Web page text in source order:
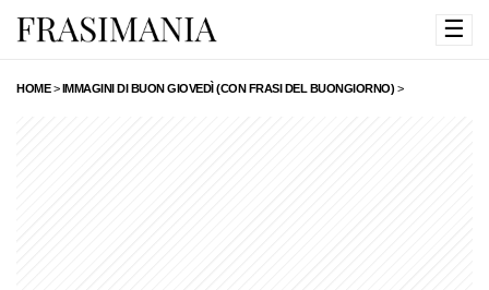
☰
HOME>IMMAGINI DI BUON GIOVEDÌ (CON FRASI DEL BUONGIORNO) >